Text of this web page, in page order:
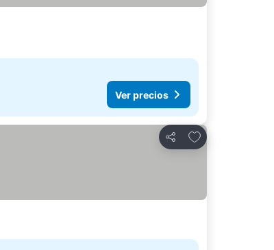
Ver precios
Compartir
Añadir a favoritos